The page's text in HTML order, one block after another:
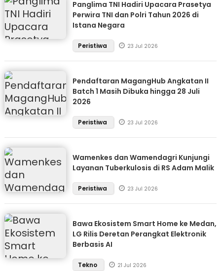
Panglima TNI Hadiri Upacara Prasetya
Perwira TNI dan Polri Tahun 2026 di
Istana Negara
Peristiwa 23 Jul 2026
Pendaftaran MagangHub Angkatan II
Batch 1 Masih Dibuka hingga 28 Juli
2026
Peristiwa 23 Jul 2026
Wamenkes dan Wamendagri Kunjungi
Layanan Tuberkulosis di RS Adam Malik
Peristiwa 23 Jul 2026
Bawa Ekosistem Smart Home ke Medan,
LG Rilis Deretan Perangkat Elektronik
Berbasis AI
Tekno 21 Jul 2026